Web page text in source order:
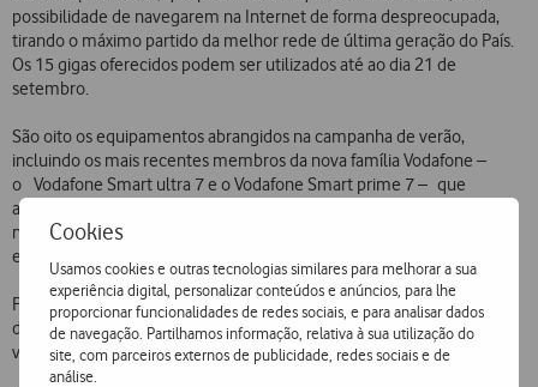
Cookies
Usamos cookies e outras tecnologias similares para melhorar a sua
experiência digital, personalizar conteúdos e anúncios, para lhe
proporcionar funcionalidades de redes sociais, e para analisar dados
de navegação. Partilhamos informação, relativa à sua utilização do
site, com parceiros externos de publicidade, redes sociais e de
análise.
possibilidade de navegarem na Internet de forma despreocupada,
tirando o máximo partido da melhor rede de última geração do País.
Os 15 gigas oferecidos podem ser utilizados até ao dia 21 de
setembro.
São oito os equipamentos abrangidos na campanha de verão,
incluindo os mais recentes membros da nova família Vodafone –
o Vodafone Smart ultra 7 e o Vodafone Smart prime 7 – que
apresentam melhorias significativas face aos modelos anteriores,
nomeadamente no que diz respeito ao processador e à qualidade de
ecrã.
Para além desta oferta, a Vodafone disponibiliza ainda descontos em
diversos acessórios, indispensáveis para quem quer aproveitar o
verão ao máximo.